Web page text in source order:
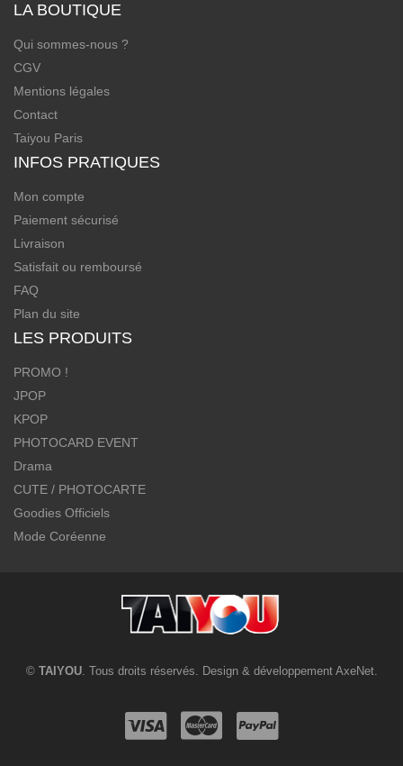
LA BOUTIQUE
Qui sommes-nous ?
CGV
Mentions légales
Contact
Taiyou Paris
INFOS PRATIQUES
Mon compte
Paiement sécurisé
Livraison
Satisfait ou remboursé
FAQ
Plan du site
LES PRODUITS
PROMO !
JPOP
KPOP
PHOTOCARD EVENT
Drama
CUTE / PHOTOCARTE
Goodies Officiels
Mode Coréenne
© TAIYOU. Tous droits réservés. Design & développement AxeNet.